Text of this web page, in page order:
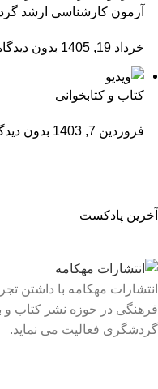
آزمون کارشناسی ارشد گردشگری ۱۹-۱۸
خرداد 19, 1405 بدون
کتاب و کتابخوانی
فروردین 7, 1403 بدون
آخرین پادکست
انتشارات مهکامه با داشتن
فرهنگی در حوزه نشر کتاب
گردشگری فعالیت می نماید.